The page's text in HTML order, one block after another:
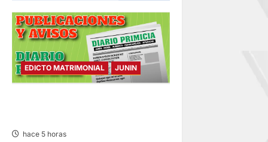
i
ó
n EDICTO MATRIMONIAL JUNIN
hace 5 horas